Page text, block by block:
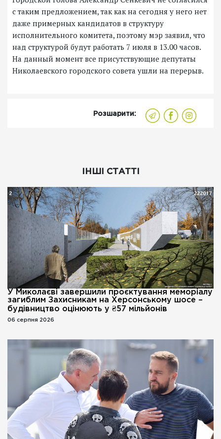
с таким предложением, так как на сегодня у него нет
даже примерных кандидатов в структуру
исполнительного комитета, поэтому мэр заявил, что
над структурой будут работать 7 июля в 13.00 часов.
На данный момент все присутствующие депутаты
Николаевского городского совета ушли на перерыв.
Розшарити:
ІНШІ СТАТТІ
У Миколаєві завершили проєктування меморіалу
загиблим Захисникам на Херсонському шосе –
будівництво оцінюють у ₴57 мільйонів
06 серпня 2026